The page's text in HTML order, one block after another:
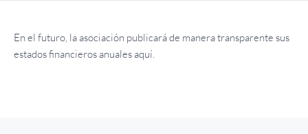
En el futuro, la asociación publicará de manera transparente sus
estados financieros anuales aquí.